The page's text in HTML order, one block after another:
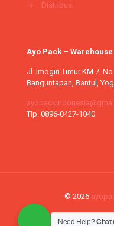
→
Distribusi
Ayo Pack – Warehouse
Jl. Imogiri Timur KM 7,
Banguntapan, Bantul,
Tlp. 0896-0427-1040
© 2026
Need Help?Chat